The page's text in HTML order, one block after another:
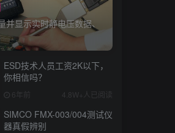
并显示实时静电压数据、
ESD技术人员工资2K以下，
你相信吗？
6年前 4.8W+人已阅读
SIMCO FMX-003/004测试仪
器真假辨别